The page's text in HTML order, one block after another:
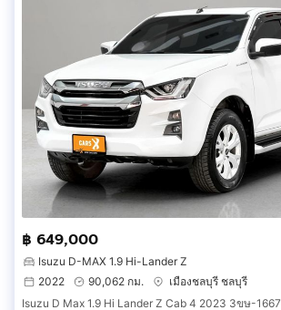
฿ 649,000
Isuzu D-MAX 1.9 Hi-Lander Z
2022
90,062 กม.
เมืองชลบุรี ชลบุรี
Isuzu D Max 1.9 Hi Lander Z Cab 4 2023 3ขษ-1667